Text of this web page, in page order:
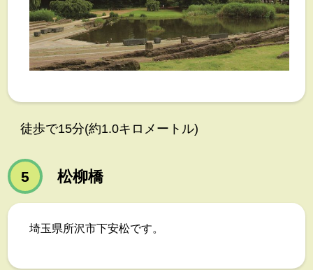
徒歩で15分(約1.0キロメートル)
5 松柳橋
埼玉県所沢市下安松です。